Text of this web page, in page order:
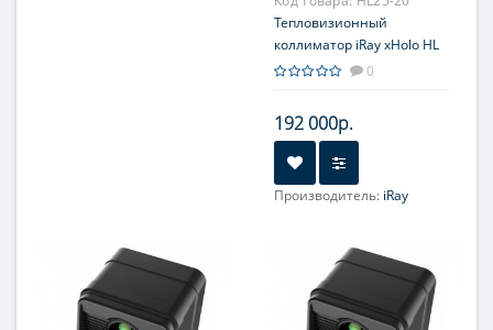
Тепловизионный
коллиматор iRay xHolo HL
25
0
192 000р.
Производитель: iRay
Прицельная сетка: